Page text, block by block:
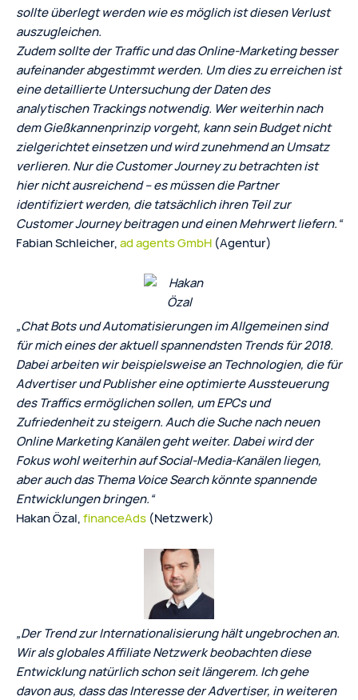
sollte überlegt werden wie es möglich ist diesen Verlust
auszugleichen.
Zudem sollte der Traffic und das Online-Marketing besser
aufeinander abgestimmt werden. Um dies zu erreichen ist
eine detaillierte Untersuchung der Daten des
analytischen Trackings notwendig. Wer weiterhin nach
dem Gießkannenprinzip vorgeht, kann sein Budget nicht
zielgerichtet einsetzen und wird zunehmend an Umsatz
verlieren. Nur die Customer Journey zu betrachten ist
hier nicht ausreichend – es müssen die Partner
identifiziert werden, die tatsächlich ihren Teil zur
Customer Journey beitragen und einen Mehrwert liefern.“
Fabian Schleicher,ad agents GmbH (Agentur)
„Chat Bots und Automatisierungen im Allgemeinen sind
für mich eines der aktuell spannendsten Trends für 2018.
Dabei arbeiten wir beispielsweise an Technologien, die für
Advertiser und Publisher eine optimierte Aussteuerung
des Traffics ermöglichen sollen, um EPCs und
Zufriedenheit zu steigern. Auch die Suche nach neuen
Online Marketing Kanälen geht weiter. Dabei wird der
Fokus wohl weiterhin auf Social-Media-Kanälen liegen,
aber auch das Thema Voice Search könnte spannende
Entwicklungen bringen.“
Hakan Özal,financeAds (Netzwerk)
„Der Trend zur Internationalisierung hält ungebrochen an.
Wir als globales Affiliate Netzwerk beobachten diese
Entwicklung natürlich schon seit längerem. Ich gehe
davon aus, dass das Interesse der Advertiser, in weiteren